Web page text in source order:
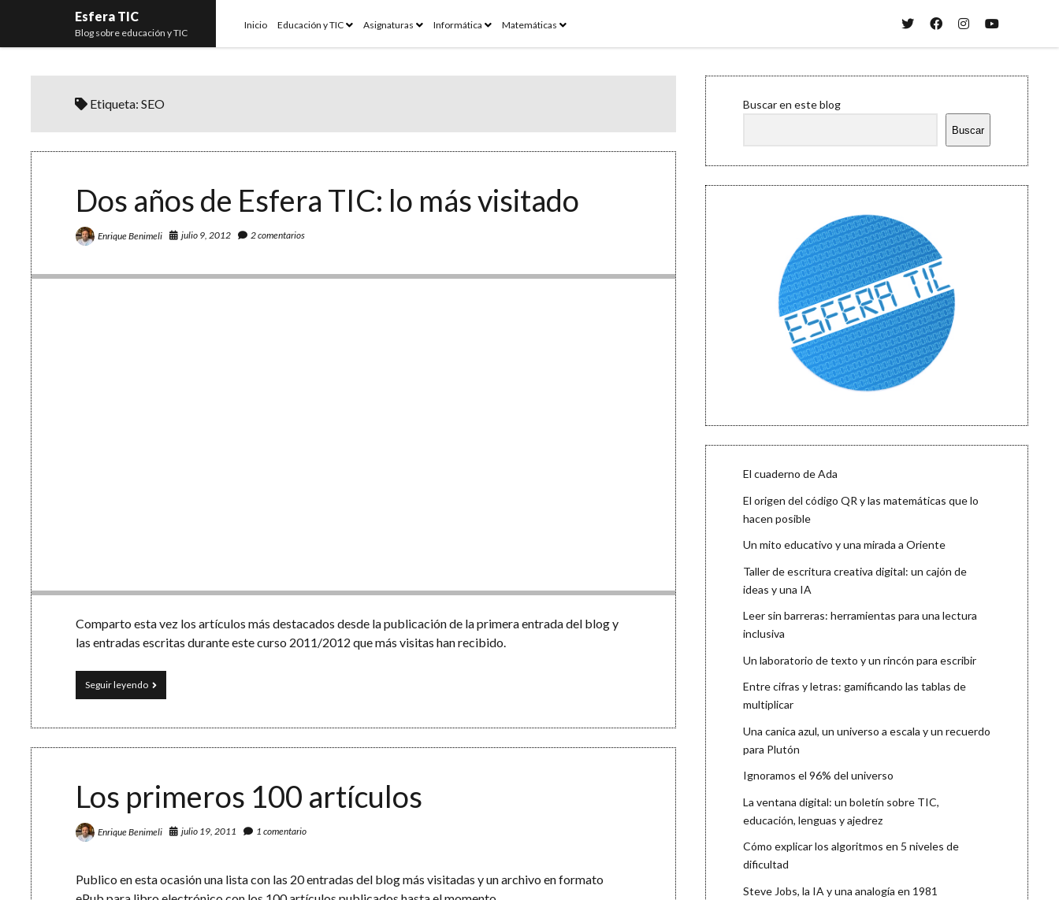
Esfera TIC
Blog sobre educación y TIC
Inicio Educación y TIC openAsignaturas openInformática openMatemáticas open
twitterfacebook
instagramyoutube
Etiqueta:SEO
Dos años de Esfera TIC: lo más visitado
Enrique Benimeli julio 9, 2012 2 comentarios
Comparto esta vez los artículos más destacados desde la publicación de la primera entrada del blog y
las entradas escritas durante este curso 2011/2012 que más visitas han recibido.
Seguir leyendoDos
años
Esfera
visitado
Los primeros 100 artículos
Enrique Benimeli julio 19, 2011 1 comentario
Publico en esta ocasión una lista con las 20 entradas del blog más visitadas y un archivo en formato
Sidebar
Buscar en este blog
Buscar
El cuaderno de Ada
El origen del código QR y las matemáticas que lo
hacen posible
Un mito educativo y una mirada a Oriente
Taller de escritura creativa digital: un cajón de
ideas y una IA
Leer sin barreras: herramientas para una lectura
inclusiva
Un laboratorio de texto y un rincón para escribir
Entre cifras y letras: gamificando las tablas de
multiplicar
Una canica azul, un universo a escala y un recuerdo
para Plutón
Ignoramos el 96% del universo
La ventana digital: un boletín sobre TIC,
educación, lenguas y ajedrez
Cómo explicar los algoritmos en 5 niveles de
dificultad
Steve Jobs, la IA y una analogía en 1981